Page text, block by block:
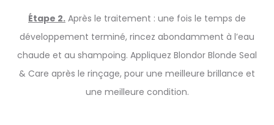
Étape 2. Après le traitement : une fois le temps de
développement terminé, rincez abondamment à l’eau
chaude et au shampoing. Appliquez Blondor Blonde Seal
& Care après le rinçage, pour une meilleure brillance et
une meilleure condition.